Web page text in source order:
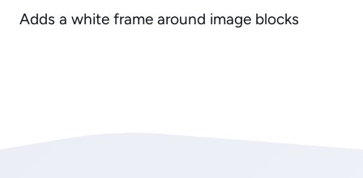
Adds a white frame around image blocks